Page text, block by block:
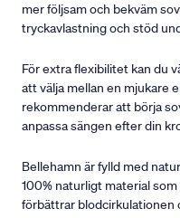
mer följsam och bekväm
tryckavlastning och stöd
För extra flexibilitet kan du
att välja mellan en mjukare
rekommenderar att börja
anpassa sängen efter din
Bellehamn är fylld med
100% naturligt material
förbättrar blodcirkulationen